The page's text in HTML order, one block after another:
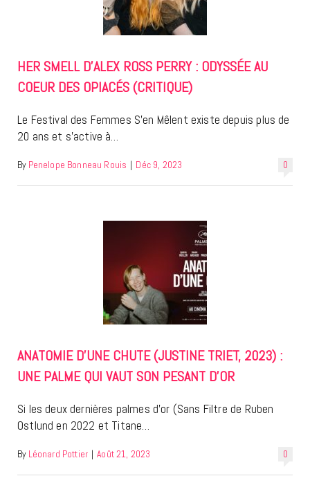
HER SMELL D’ALEX ROSS PERRY : ODYSSÉE AU
COEUR DES OPIACÉS (CRITIQUE)
Le Festival des Femmes S’en Mêlent existe depuis plus de
20 ans et s’active à…
0
By Penelope Bonneau Rouis | Déc 9, 2023
ANATOMIE D’UNE CHUTE (JUSTINE TRIET, 2023) :
UNE PALME QUI VAUT SON PESANT D’OR
Si les deux dernières palmes d’or (Sans Filtre de Ruben
Ostlund en 2022 et Titane…
0
By Léonard Pottier | Août 21, 2023